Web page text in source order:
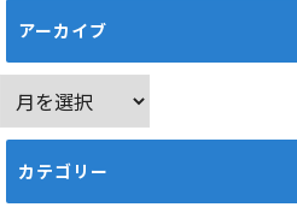
アーカイブ
ー
カ
ブ
カテゴリー